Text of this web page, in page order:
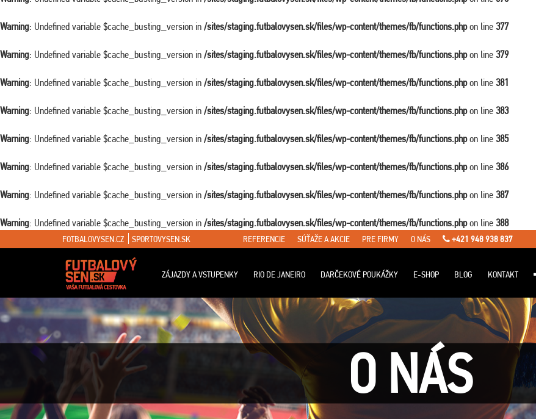
Warning: Undefined variable $cache_busting_version in /sites/staging.futbalovysen.sk/files/wp-content/themes/fb/functions.phpon line 377
Warning: Undefined variable $cache_busting_version in /sites/staging.futbalovysen.sk/files/wp-content/themes/fb/functions.phpon line 379
Warning: Undefined variable $cache_busting_version in /sites/staging.futbalovysen.sk/files/wp-content/themes/fb/functions.phpon line 381
Warning: Undefined variable $cache_busting_version in /sites/staging.futbalovysen.sk/files/wp-content/themes/fb/functions.phpon line 383
Warning: Undefined variable $cache_busting_version in /sites/staging.futbalovysen.sk/files/wp-content/themes/fb/functions.phpon line 385
Warning: Undefined variable $cache_busting_version in /sites/staging.futbalovysen.sk/files/wp-content/themes/fb/functions.phpon line 386
Warning: Undefined variable $cache_busting_version in /sites/staging.futbalovysen.sk/files/wp-content/themes/fb/functions.phpon line 387
Warning: Undefined variable $cache_busting_version in /sites/staging.futbalovysen.sk/files/wp-content/themes/fb/functions.phpon line 388
FOTBALOVYSEN.CZ SPORTOVYSEN.SK REFERENCIE SÚŤAŽE A AKCIE PRE FIRMY O NÁS +421 948 938 837
ZÁJAZDY A VSTUPENKY RIO DE JANEIRO DARČEKOVÉ POUKÁŽKY E-SHOP BLOG KONTAKT
O NÁS